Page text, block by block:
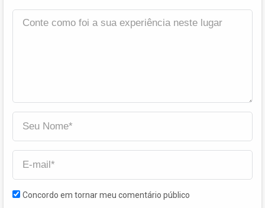
Concordo em tornar meu comentário público